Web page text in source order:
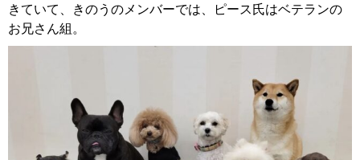
きていて、きのうのメンバーでは、ピース氏はベテランの
お兄さん組。